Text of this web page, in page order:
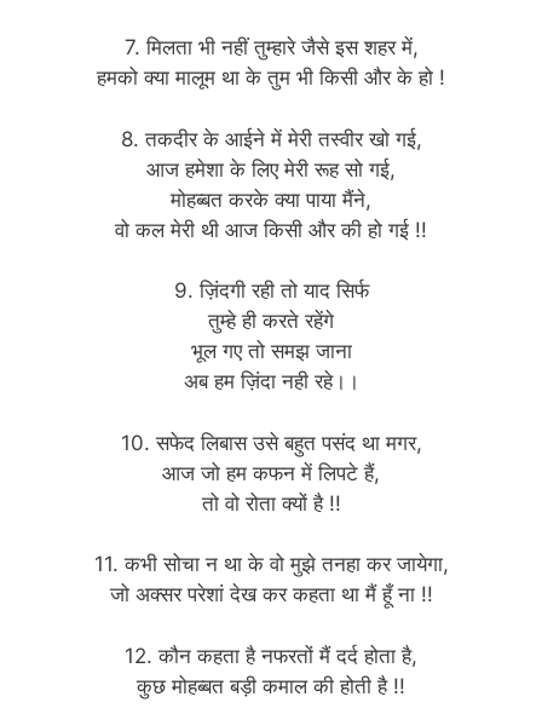
7. मिलता भी नहीं तुम्हारे जैसे इस शहर में,
हमको क्या मालूम था के तुम भी किसी और के हो !
8. तकदीर के आईने में मेरी तस्वीर खो गई,
आज हमेशा के लिए मेरी रूह सो गई,
मोहब्बत करके क्या पाया मैंने,
वो कल मेरी थी आज किसी और की हो गई !!
9. ज़िंदगी रही तो याद सिर्फ
तुम्हे ही करते रहेंगे
भूल गए तो समझ जाना
अब हम ज़िंदा नही रहे।।
10. सफेद लिबास उसे बहुत पसंद था मगर,
आज जो हम कफन में लिपटे हैं,
तो वो रोता क्यों है !!
11. कभी सोचा न था के वो मुझे तनहा कर जायेगा,
जो अक्सर परेशां देख कर कहता था मैं हूँ ना !!
12. कौन कहता है नफरतों मैं दर्द होता है,
कुछ मोहब्बत बड़ी कमाल की होती है !!